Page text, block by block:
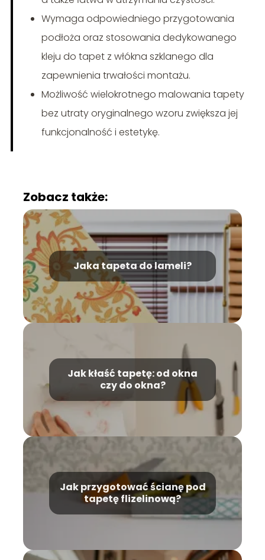
Wymaga odpowiedniego przygotowania
podłoża oraz stosowania dedykowanego
kleju do tapet z włókna szklanego dla
zapewnienia trwałości montażu.
Możliwość wielokrotnego malowania tapety
bez utraty oryginalnego wzoru zwiększa jej
funkcjonalność i estetykę.
Zobacz także:
Jaka tapeta do lameli?
Jak kłaść tapetę: od okna
czy do okna?
Jak przygotować ścianę pod
tapetę flizelinową?